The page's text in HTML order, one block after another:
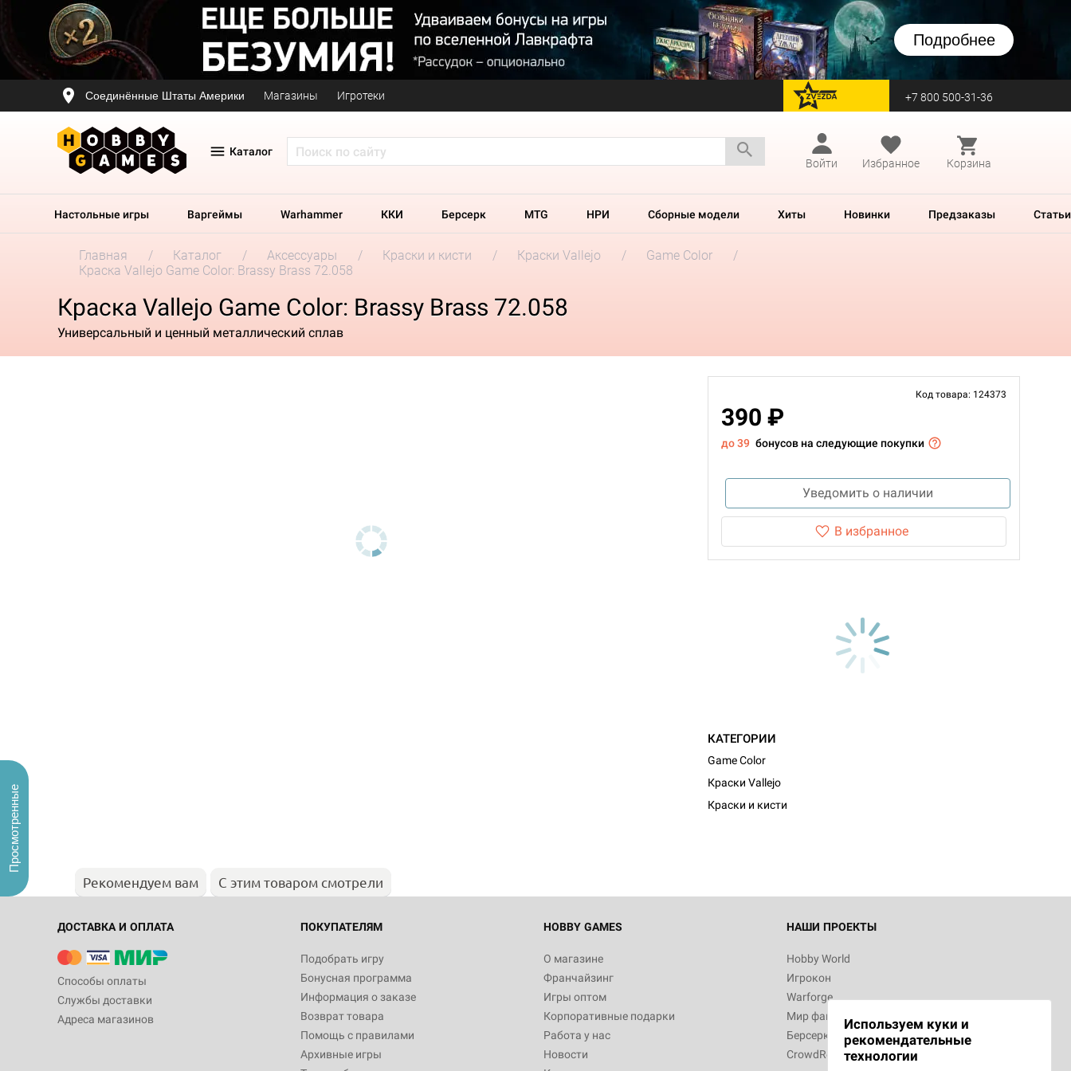
Подробнее
Соединённые Штаты Америки Магазины Игротеки перейти на Zvezda +7 800 500-31-36
Каталог
Войти
Избранное Корзина
Настольные игры Варгеймы Warhammer ККИ Берсерк MTG НРИ Сборные модели Хиты Новинки Предзаказы Статьи
Главная Каталог Аксессуары Краски и кисти Краски Vallejo
Game Color
Краска Vallejo Game Color: Brassy Brass 72.058
Краска Vallejo Game Color: Brassy Brass 72.058
Универсальный и ценный металлический сплав
Код товара: 124373
390 ₽
до 39 бонусов на следующие покупки
Уведомить о наличии
В избранное
КАТЕГОРИИ
Game Color
Краски Vallejo
Краски и кисти
Рекомендуем вам С этим товаром смотрели
ДОСТАВКА И ОПЛАТА
Способы оплаты
Службы доставки
Адреса магазинов
ПОКУПАТЕЛЯМ
Подобрать игру
Бонусная программа
Информация о заказе
Возврат товара
Помощь с правилами
Архивные игры
HOBBY GAMES
О магазине
Франчайзинг
Игры оптом
Корпоративные подарки
Работа у нас
Новости
НАШИ ПРОЕКТЫ
Hobby World
Игрокон
Warforge
Мир фантастики
Берсерк
CrowdRepublic
Используем куки и
рекомендательные
технологии
Просмотренные
Настольная игра Hobby World Журнал
"Мир фантастики. Спецвыпуск: Братья
империи: Боевая тревога
799
Настольная игра Hobby World Сумерки
империи. Четвёртая редакция: Грозовой
Рубеж
12 990